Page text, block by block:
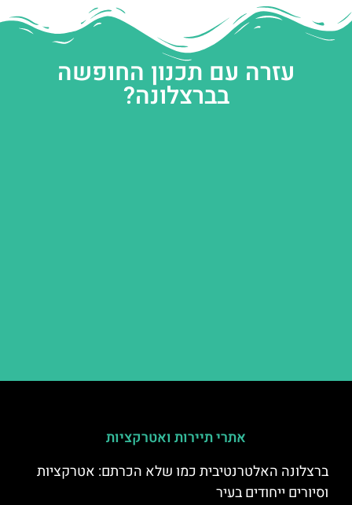
עזרה עם תכנון החופשה
בברצלונה?
אתרי תיירות ואטרקציות
ברצלונה האלטרנטיבית כמו שלא הכרתם: אטרקציות
וסיורים ייחודים בעיר